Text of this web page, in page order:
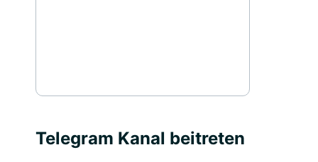
Telegram Kanal beitreten